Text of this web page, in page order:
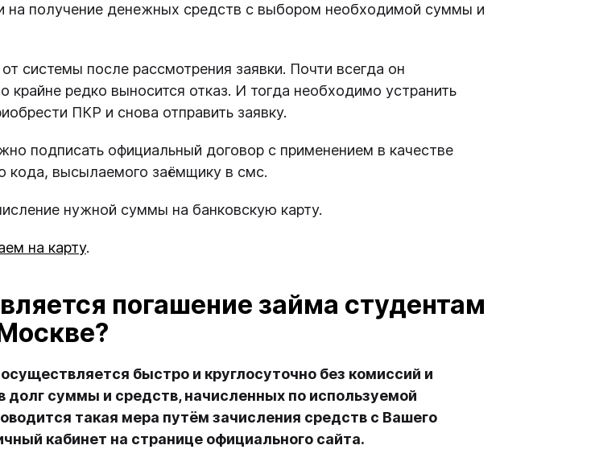
на получение денежных средств с выбором необходимой суммы и
системы после рассмотрения заявки. Почти всегда он
крайне редко выносится отказ. И тогда необходимо устранить
ПКР и снова отправить заявку.
подписать официальный договор с применением в качестве
кода, высылаемого заёмщику в смс.
нужной суммы на банковскую карту.
на карту.
погашение займа студентам
быстро и круглосуточно без комиссий и
долг суммы и средств, начисленных по используемой
такая мера путём зачисления средств с Вашего
кабинет на странице официального сайта.